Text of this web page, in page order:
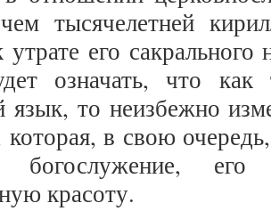
тысячелетней
утрате его
означать, что как
язык, то неизбежно
которая, в свою
богослужение,
красоту.